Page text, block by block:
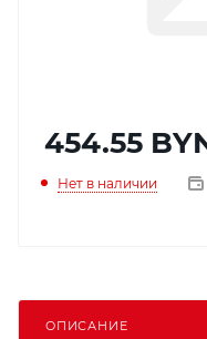
454.55
Нет в наличии
ОПИСАНИЕ